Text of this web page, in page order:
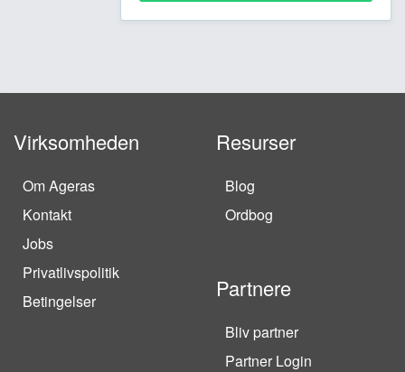
Virksomheden
Om Ageras
Kontakt
Jobs
Privatlivspolitik
Betingelser
Resurser
Blog
Ordbog
Partnere
Bliv partner
Partner Login